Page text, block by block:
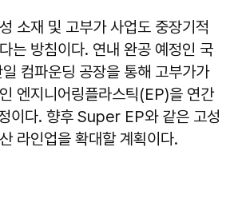
소재 및 고부가 사업도 중장기적
는 방침이다. 연내 완공 예정인 국
컴파운딩 공장을 통해 고부가가
엔지니어링플라스틱(EP)을 연간
이다. 향후 Super EP와 같은 고성
라인업을 확대할 계획이다.